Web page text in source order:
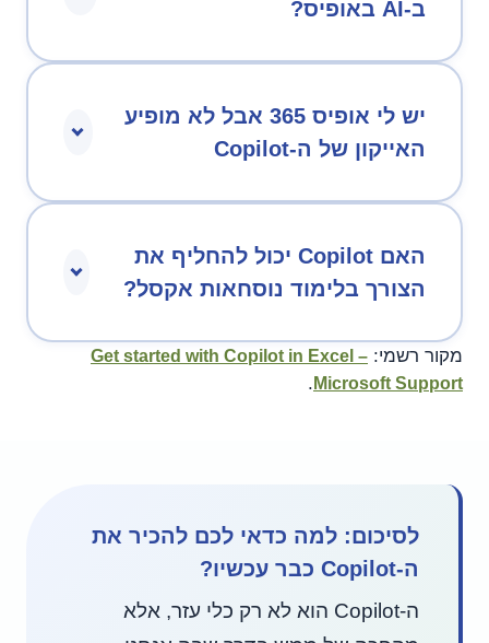
ב-AI באופיס?
יש לי אופיס 365 אבל לא מופיע
האייקון של ה-Copilot
האם Copilot יכול להחליף את
הצורך בלימוד נוסחאות אקסל?
מקור רשמי: Get started with Copilot in Excel –
Microsoft Support
.
לסיכום: למה כדאי לכם להכיר את
ה-Copilot כבר עכשיו?
ה-Copilot הוא לא רק כלי עזר, אלא